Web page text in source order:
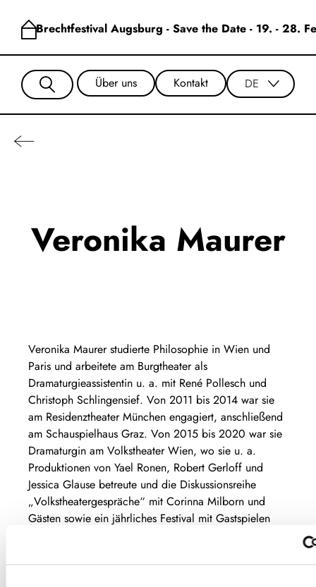
Brechtfestival Augsburg - Save the Date - 19. - 28.
Über uns Kontakt DE
Veronika Maurer
Veronika Maurer studierte Philosophie in Wien und
Paris und arbeitete am Burgtheater als
Dramaturgieassistentin u. a. mit René Pollesch und
Christoph Schlingensief. Von 2011 bis 2014 war sie
am Residenztheater München engagiert, anschließend
am Schauspielhaus Graz. Von 2015 bis 2020 war sie
Dramaturgin am Volkstheater Wien, wo sie u. a.
Produktionen von Yael Ronen, Robert Gerloff und
Jessica Glause betreute und die Diskussionsreihe
„Volkstheatergespräche“ mit Corinna Milborn und
Gästen sowie ein jährliches Festival mit Gastspielen
Simonida Selimović /Romano Svato und Nina